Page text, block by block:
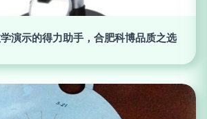
演示的得力助手，合肥科博品质之选